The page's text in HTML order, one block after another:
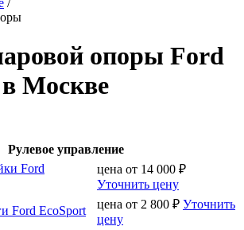
опоры Ford
Москве
Рулевое управление
Ford
цена от 14 000 ₽
Уточнить цену
Ford EcoSport
цена от 2 800 ₽ Уточнить
цену